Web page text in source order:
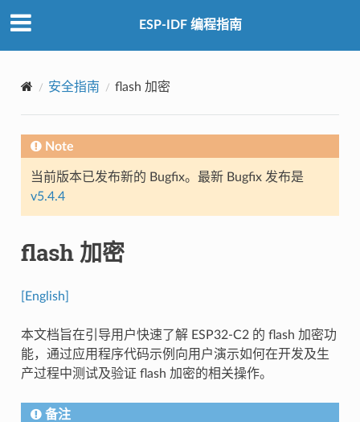
ESP-IDF 编程指南
安全指南 flash 加密
Note
当前版本已发布新的 Bugfix。最新 Bugfix 发布是
v5.4.4
flash 加密
[English]
本文档旨在引导用户快速了解 ESP32-C2 的 flash 加密功
能，通过应用程序代码示例向用户演示如何在开发及生
产过程中测试及验证 flash 加密的相关操作。
备注